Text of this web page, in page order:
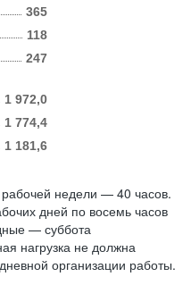
365
247
118
1 972,0
1 774,4
1 181,6
недели — 40 часов.
дней по восемь часов
— суббота
нагрузка не должна
организации работы.